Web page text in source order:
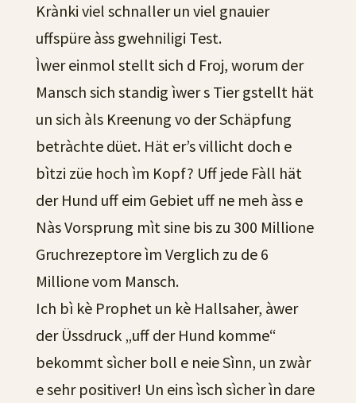
Krànki viel schnaller un viel gnauier
uffspüre àss gwehniligi Test.
Ìwer einmol stellt sich d Froj, worum der
Mansch sich standig ìwer s Tier gstellt hät
un sich àls Kreenung vo der Schäpfung
betràchte düet. Hät er’s villicht doch e
bìtzi züe hoch ìm Kopf? Uff jede Fàll hät
der Hund uff eim Gebiet uff ne meh àss e
Nàs Vorsprung mìt sine bis zu 300 Millione
Gruchrezeptore ìm Verglich zu de 6
Millione vom Mansch.
Ich bì kè Prophet un kè Hallsaher, àwer
der Üssdruck „uff der Hund komme“
bekommt sìcher boll e neie Sìnn, un zwàr
e sehr positiver! Un eins ìsch sìcher ìn dare